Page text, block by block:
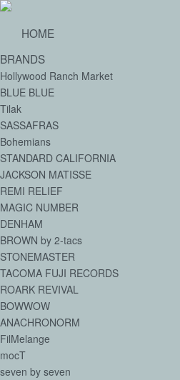
HOME
BRANDS
Hollywood Ranch Market
BLUE BLUE
Tilak
SASSAFRAS
Bohemians
STANDARD CALIFORNIA
JACKSON MATISSE
REMI RELIEF
MAGIC NUMBER
DENHAM
BROWN by 2-tacs
STONEMASTER
TACOMA FUJI RECORDS
ROARK REVIVAL
BOWWOW
ANACHRONORM
FilMelange
mocT
seven by seven